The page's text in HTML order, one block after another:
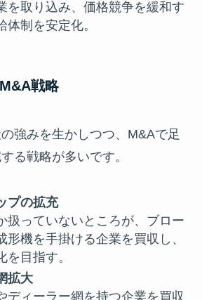
を取り込み、価格競争を緩和す
体制を安定化。
戦略
強みを生かしつつ、M&Aで足
る戦略が多いです。
プの拡充
扱っていないところが、ブロー
形機を手掛ける企業を買収し、
目指す。
拡大
ディーラー網を持つ企業を買収